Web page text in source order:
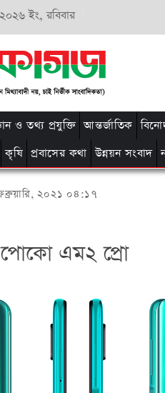
ইং, রবিবার
ও তথ্য প্রযুক্তি আন্তর্জাতিক
কৃষি প্রবাসের কথা উন্নয়ন সংবাদ
২০২১ ০৪:১৭
পোকো এম২ প্রো